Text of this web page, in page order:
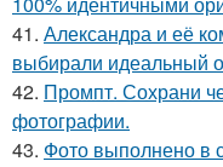
41. Александра и её
выбирали идеальный
42. Промпт. Сохрани
фотографии.
43. Фото выполнено в